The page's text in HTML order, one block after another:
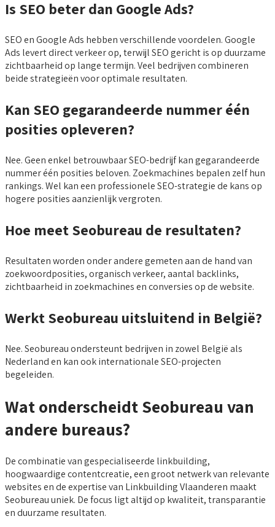
Is SEO beter dan Google Ads?
SEO en Google Ads hebben verschillende voordelen. Google
Ads levert direct verkeer op, terwijl SEO gericht is op duurzame
zichtbaarheid op lange termijn. Veel bedrijven combineren
beide strategieën voor optimale resultaten.
Kan SEO gegarandeerde nummer één
posities opleveren?
Nee. Geen enkel betrouwbaar SEO-bedrijf kan gegarandeerde
nummer één posities beloven. Zoekmachines bepalen zelf hun
rankings. Wel kan een professionele SEO-strategie de kans op
hogere posities aanzienlijk vergroten.
Hoe meet Seobureau de resultaten?
Resultaten worden onder andere gemeten aan de hand van
zoekwoordposities, organisch verkeer, aantal backlinks,
zichtbaarheid in zoekmachines en conversies op de website.
Werkt Seobureau uitsluitend in België?
Nee. Seobureau ondersteunt bedrijven in zowel België als
Nederland en kan ook internationale SEO-projecten
begeleiden.
Wat onderscheidt Seobureau van
andere bureaus?
De combinatie van gespecialiseerde linkbuilding,
hoogwaardige contentcreatie, een groot netwerk van relevante
websites en de expertise van Linkbuilding Vlaanderen maakt
Seobureau uniek. De focus ligt altijd op kwaliteit, transparantie
en duurzame resultaten.